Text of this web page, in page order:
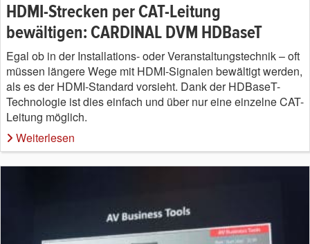
HDMI-Strecken per CAT-Leitung
bewältigen: CARDINAL DVM HDBaseT
Egal ob in der Installations- oder Veranstaltungstechnik – oft
müssen längere Wege mit HDMI-Signalen bewältigt werden,
als es der HDMI-Standard vorsieht. Dank der HDBaseT-
Technologie ist dies einfach und über nur eine einzelne CAT-
Leitung möglich.
Weiterlesen